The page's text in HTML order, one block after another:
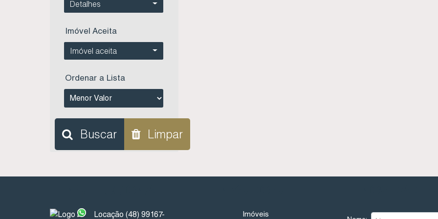
Detalhes
Imóvel Aceita
Imóvel aceita
Ordenar a Lista
Buscar Limpar
Locação (48) 99167- Imóveis